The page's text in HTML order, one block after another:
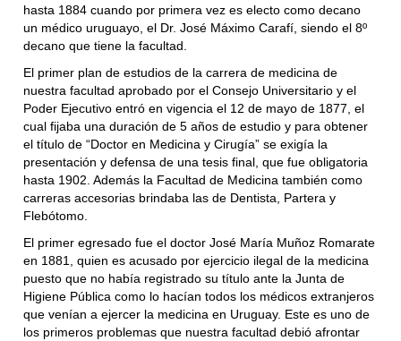
hasta 1884 cuando por primera vez es electo como decano
un médico uruguayo, el Dr. José Máximo Carafí, siendo el 8º
decano que tiene la facultad.
El primer plan de estudios de la carrera de medicina de
nuestra facultad aprobado por el Consejo Universitario y el
Poder Ejecutivo entró en vigencia el 12 de mayo de 1877, el
cual fijaba una duración de 5 años de estudio y para obtener
el título de “Doctor en Medicina y Cirugía” se exigía la
presentación y defensa de una tesis final, que fue obligatoria
hasta 1902. Además la Facultad de Medicina también como
carreras accesorias brindaba las de Dentista, Partera y
Flebótomo.
El primer egresado fue el doctor José María Muñoz Romarate
en 1881, quien es acusado por ejercicio ilegal de la medicina
puesto que no había registrado su título ante la Junta de
Higiene Pública como lo hacían todos los médicos extranjeros
que venían a ejercer la medicina en Uruguay. Este es uno de
los primeros problemas que nuestra facultad debió afrontar